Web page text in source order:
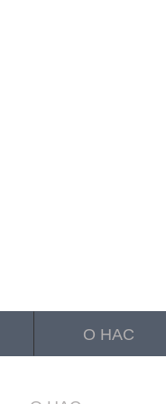
О НАС